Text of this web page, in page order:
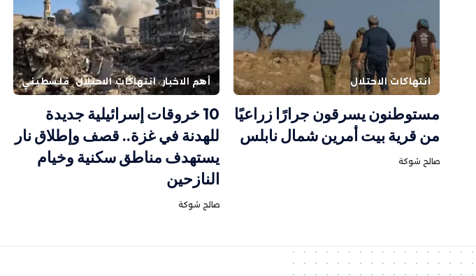
انتهاكات الاحتلال
مستوطنون يسرقون جرارًا زراعيًا
من قرية بيت أمرين شمال نابلس
صالح شوكة
أهم الاخبار انتهاكات الاحتلال فلسطيني
10 خروقات إسرائيلية جديدة
للهدنة في غزة.. قصف وإطلاق نار
يستهدف مناطق سكنية وخيام
النازحين
صالح شوكة